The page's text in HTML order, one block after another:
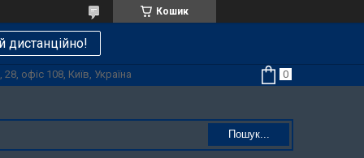
Кошик
дистанційно!
офіс 108, Київ, Україна
Пошук...